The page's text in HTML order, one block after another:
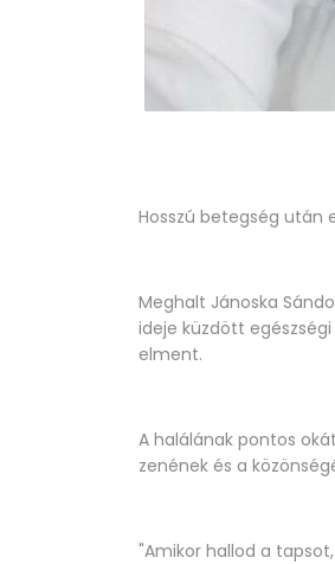
Hosszú betegség után
Meghalt Jánoska
ideje küzdött
elment.
A halálának pontos
zenének és a
"Amikor hallod a